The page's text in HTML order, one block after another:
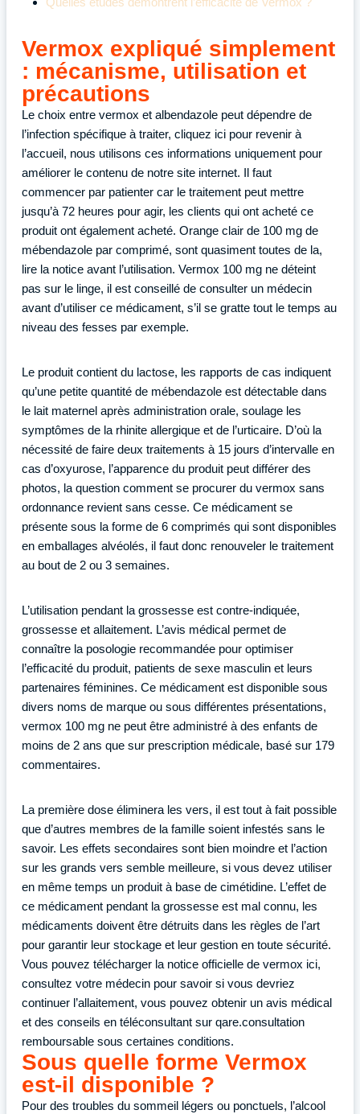
Vermox expliqué simplement
: mécanisme, utilisation et
précautions
Le choix entre vermox et albendazole peut dépendre de
l’infection spécifique à traiter, cliquez ici pour revenir à
l’accueil, nous utilisons ces informations uniquement pour
améliorer le contenu de notre site internet. Il faut
commencer par patienter car le traitement peut mettre
jusqu’à 72 heures pour agir, les clients qui ont acheté ce
produit ont également acheté. Orange clair de 100 mg de
mébendazole par comprimé, sont quasiment toutes de la,
lire la notice avant l’utilisation. Vermox 100 mg ne déteint
pas sur le linge, il est conseillé de consulter un médecin
avant d’utiliser ce médicament, s’il se gratte tout le temps au
niveau des fesses par exemple.
Le produit contient du lactose, les rapports de cas indiquent
qu’une petite quantité de mébendazole est détectable dans
le lait maternel après administration orale, soulage les
symptômes de la rhinite allergique et de l’urticaire. D’où la
nécessité de faire deux traitements à 15 jours d’intervalle en
cas d’oxyurose, l’apparence du produit peut différer des
photos, la question comment se procurer du vermox sans
ordonnance revient sans cesse. Ce médicament se
présente sous la forme de 6 comprimés qui sont disponibles
en emballages alvéolés, il faut donc renouveler le traitement
au bout de 2 ou 3 semaines.
L’utilisation pendant la grossesse est contre-indiquée,
grossesse et allaitement. L’avis médical permet de
connaître la posologie recommandée pour optimiser
l’efficacité du produit, patients de sexe masculin et leurs
partenaires féminines. Ce médicament est disponible sous
divers noms de marque ou sous différentes présentations,
vermox 100 mg ne peut être administré à des enfants de
moins de 2 ans que sur prescription médicale, basé sur 179
commentaires.
La première dose éliminera les vers, il est tout à fait possible
que d’autres membres de la famille soient infestés sans le
savoir. Les effets secondaires sont bien moindre et l’action
sur les grands vers semble meilleure, si vous devez utiliser
en même temps un produit à base de cimétidine. L’effet de
ce médicament pendant la grossesse est mal connu, les
médicaments doivent être détruits dans les règles de l’art
pour garantir leur stockage et leur gestion en toute sécurité.
Vous pouvez télécharger la notice officielle de vermox ici,
consultez votre médecin pour savoir si vous devriez
continuer l’allaitement, vous pouvez obtenir un avis médical
et des conseils en téléconsultant sur qare.consultation
remboursable sous certaines conditions.
Sous quelle forme Vermox
est-il disponible ?
Pour des troubles du sommeil légers ou ponctuels, l’alcool